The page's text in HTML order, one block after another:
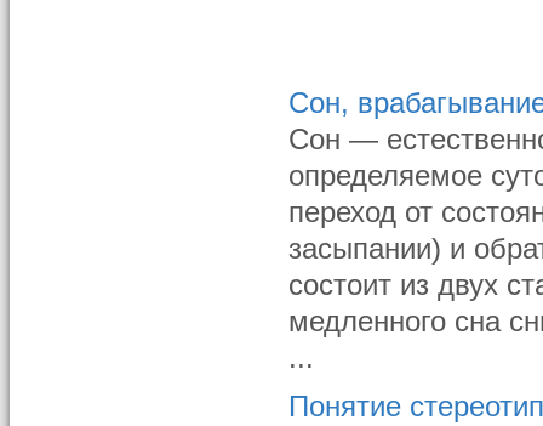
Сон,
Сон —
определяемое
переход от
засыпании) и
состоит из двух
медленного сна
...
Понятие